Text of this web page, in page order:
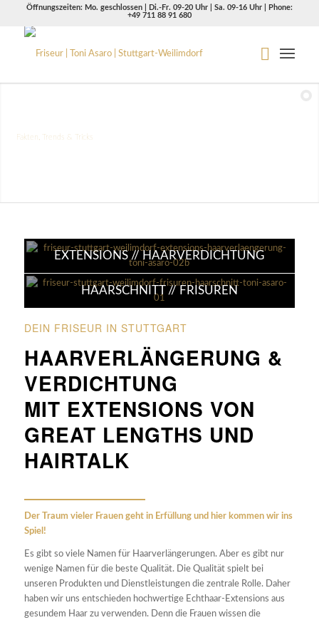
Öffnungszeiten: Mo. geschlossen | Di.-Fr. 09-20 Uhr | Sa. 09-16 Uhr | Phone:
+49 711 88 91 680
Fakten, Trends & Tricks
EXTENSIONS // HAARVERDICHTUNG
HAARSCHNITT // FRISUREN
DEIN FRISEUR IN STUTTGART
HAARVERLÄNGERUNG &
VERDICHTUNG
MIT EXTENSIONS VON
GREAT LENGTHS UND
HAIRTALK
Der Traum vieler Frauen geht in Erfüllung und hier kommen wir ins
Spiel!
Es gibt so viele Namen für Haarverlängerungen. Aber es gibt nur
wenige Namen für die beste Qualität. Die Qualität spielt bei
unseren Produkten und Dienstleistungen die zentrale Rolle. Daher
haben wir uns entschieden hochwertige Echthaar-Extensions aus
gesundem Haar zu verwenden. Denn die Frauen wissen die